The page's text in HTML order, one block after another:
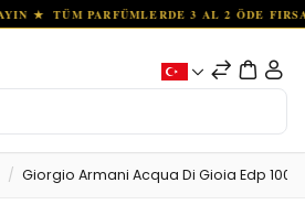
Giorgio Armani Acqua Di Gioia Edp 100